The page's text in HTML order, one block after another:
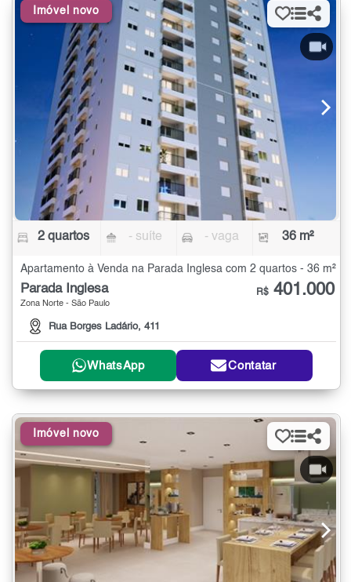
Imóvel novo
2 quartos - suíte - vaga 36 m²
Apartamento à Venda na Parada Inglesa com 2 quartos - 36 m²
Parada Inglesa
Zona Norte - São Paulo
Rua Borges Ladário, 411
R$ 401.000
WhatsApp Contatar
Imóvel novo